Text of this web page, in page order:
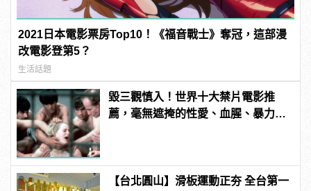
2021日本電影票房Top10！《福音戰士》奪冠，這部漫
改電影登第5？
生活話題
毀三觀慎入！世界十大禁片電影推
薦，毫無遮掩的性愛、血腥、暴力、
【台北圓山】滑板運動正夯 全台第一